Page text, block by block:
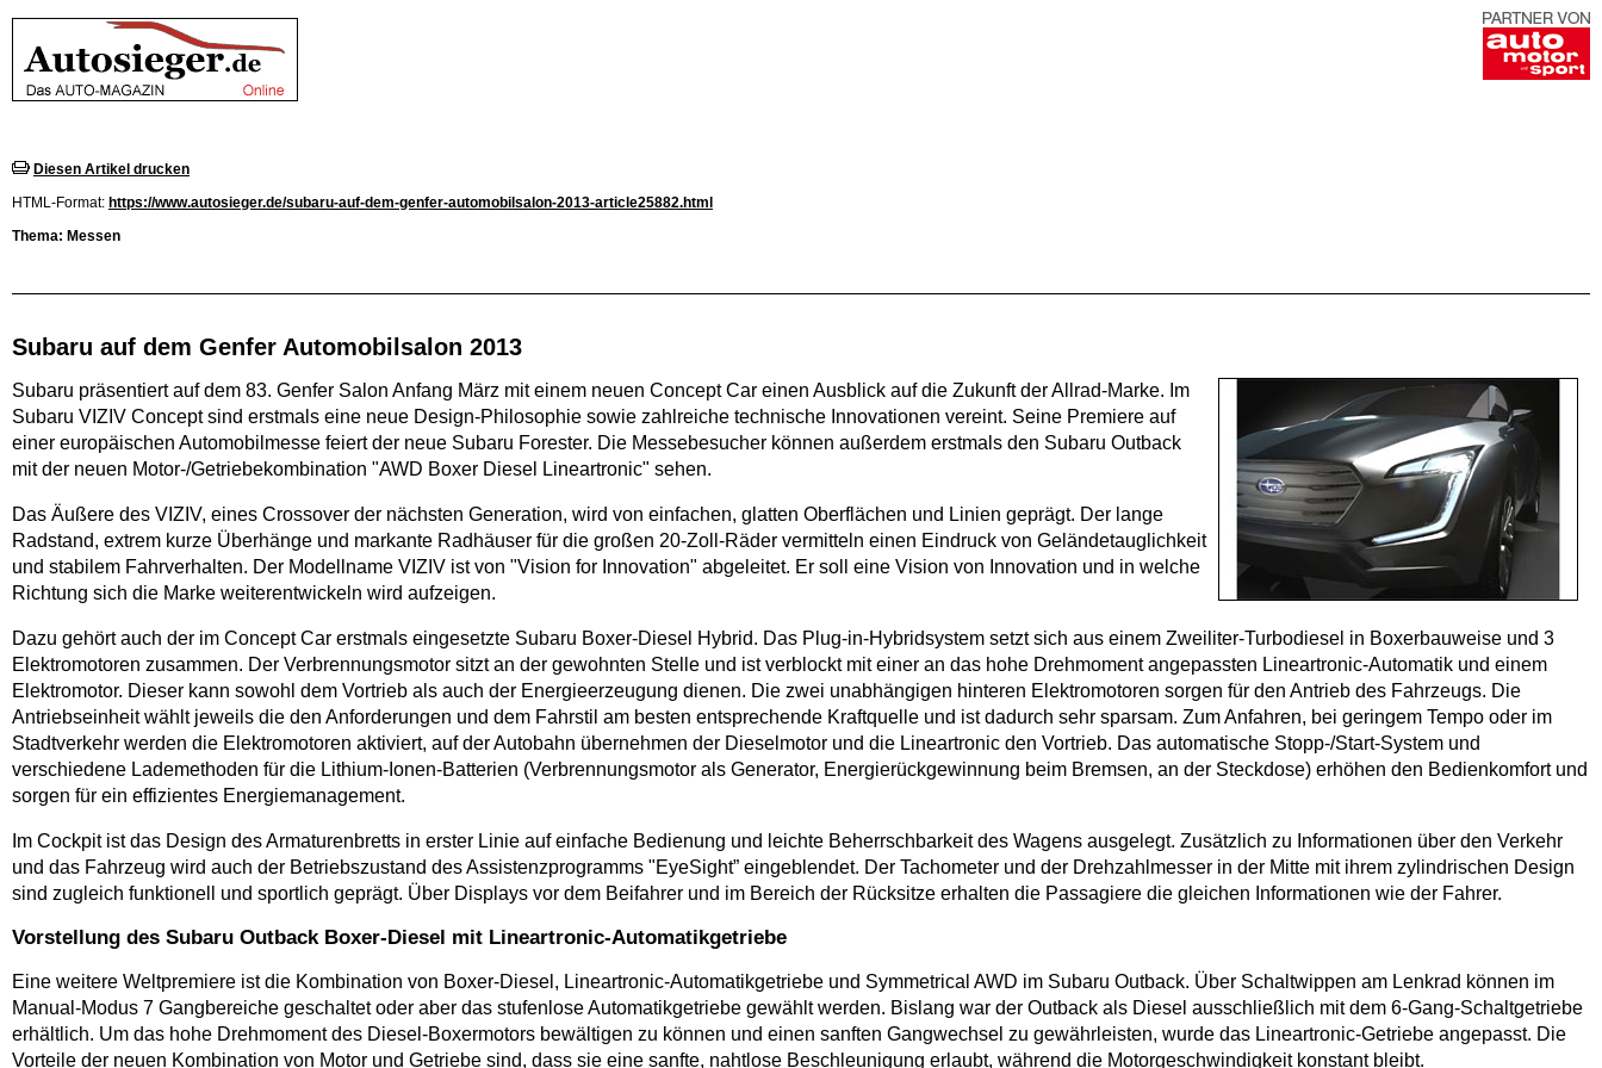
Diesen Artikel drucken
HTML-Format: https://www.autosieger.de/subaru-auf-dem-genfer-automobilsalon-2013-article25882.html
Thema: Messen
Subaru auf dem Genfer Automobilsalon 2013
Subaru präsentiert auf dem 83. Genfer Salon Anfang März mit einem neuen Concept Car einen Ausblick auf die Zukunft der Allrad-Marke. Im
Subaru VIZIV Concept sind erstmals eine neue Design-Philosophie sowie zahlreiche technische Innovationen vereint. Seine Premiere auf
einer europäischen Automobilmesse feiert der neue Subaru Forester. Die Messebesucher können außerdem erstmals den Subaru Outback
mit der neuen Motor-/Getriebekombination "AWD Boxer Diesel Lineartronic" sehen.
Das Äußere des VIZIV, eines Crossover der nächsten Generation, wird von einfachen, glatten Oberflächen und Linien geprägt. Der lange
Radstand, extrem kurze Überhänge und markante Radhäuser für die großen 20-Zoll-Räder vermitteln einen Eindruck von Geländetauglichkeit
und stabilem Fahrverhalten. Der Modellname VIZIV ist von "Vision for Innovation" abgeleitet. Er soll eine Vision von Innovation und in welche
Richtung sich die Marke weiterentwickeln wird aufzeigen.
Dazu gehört auch der im Concept Car erstmals eingesetzte Subaru Boxer-Diesel Hybrid. Das Plug-in-Hybridsystem setzt sich aus einem Zweiliter-Turbodiesel in Boxerbauweise und 3
Elektromotoren zusammen. Der Verbrennungsmotor sitzt an der gewohnten Stelle und ist verblockt mit einer an das hohe Drehmoment angepassten Lineartronic-Automatik und einem
Elektromotor. Dieser kann sowohl dem Vortrieb als auch der Energieerzeugung dienen. Die zwei unabhängigen hinteren Elektromotoren sorgen für den Antrieb des Fahrzeugs. Die
Antriebseinheit wählt jeweils die den Anforderungen und dem Fahrstil am besten entsprechende Kraftquelle und ist dadurch sehr sparsam. Zum Anfahren, bei geringem Tempo oder im
Stadtverkehr werden die Elektromotoren aktiviert, auf der Autobahn übernehmen der Dieselmotor und die Lineartronic den Vortrieb. Das automatische Stopp-/Start-System und
verschiedene Lademethoden für die Lithium-Ionen-Batterien (Verbrennungsmotor als Generator, Energierückgewinnung beim Bremsen, an der Steckdose) erhöhen den Bedienkomfort und
sorgen für ein effizientes Energiemanagement.
Im Cockpit ist das Design des Armaturenbretts in erster Linie auf einfache Bedienung und leichte Beherrschbarkeit des Wagens ausgelegt. Zusätzlich zu Informationen über den Verkehr
und das Fahrzeug wird auch der Betriebszustand des Assistenzprogramms "EyeSight” eingeblendet. Der Tachometer und der Drehzahlmesser in der Mitte mit ihrem zylindrischen Design
sind zugleich funktionell und sportlich geprägt. Über Displays vor dem Beifahrer und im Bereich der Rücksitze erhalten die Passagiere die gleichen Informationen wie der Fahrer.
Vorstellung des Subaru Outback Boxer-Diesel mit Lineartronic-Automatikgetriebe
Eine weitere Weltpremiere ist die Kombination von Boxer-Diesel, Lineartronic-Automatikgetriebe und Symmetrical AWD im Subaru Outback. Über Schaltwippen am Lenkrad können im
Manual-Modus 7 Gangbereiche geschaltet oder aber das stufenlose Automatikgetriebe gewählt werden. Bislang war der Outback als Diesel ausschließlich mit dem 6-Gang-Schaltgetriebe
erhältlich. Um das hohe Drehmoment des Diesel-Boxermotors bewältigen zu können und einen sanften Gangwechsel zu gewährleisten, wurde das Lineartronic-Getriebe angepasst. Die
Vorteile der neuen Kombination von Motor und Getriebe sind, dass sie eine sanfte, nahtlose Beschleunigung erlaubt, während die Motorgeschwindigkeit konstant bleibt.